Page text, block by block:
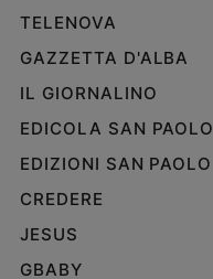
TELENOVA
GAZZETTA D'ALBA
IL GIORNALINO
EDICOLA SAN PAOLO
EDIZIONI SAN PAOLO
CREDERE
JESUS
GBABY